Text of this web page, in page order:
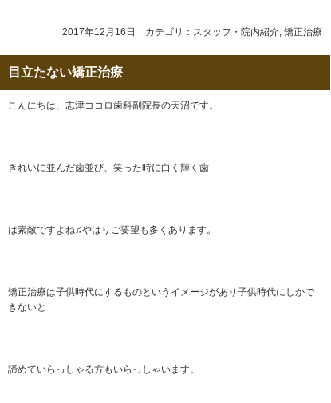
2017年12月16日 カテゴリ： スタッフ・院内紹介, 矯正治療
目立たない矯正治療
こんにちは、志津ココロ歯科副院長の天沼です。
きれいに並んだ歯並び、笑った時に白く輝く歯
は素敵ですよね♫やはりご要望も多くあります。
矯正治療は子供時代にするものというイメージがあり子供時代にしかで
きないと
諦めていらっしゃる方もいらっしゃいます。